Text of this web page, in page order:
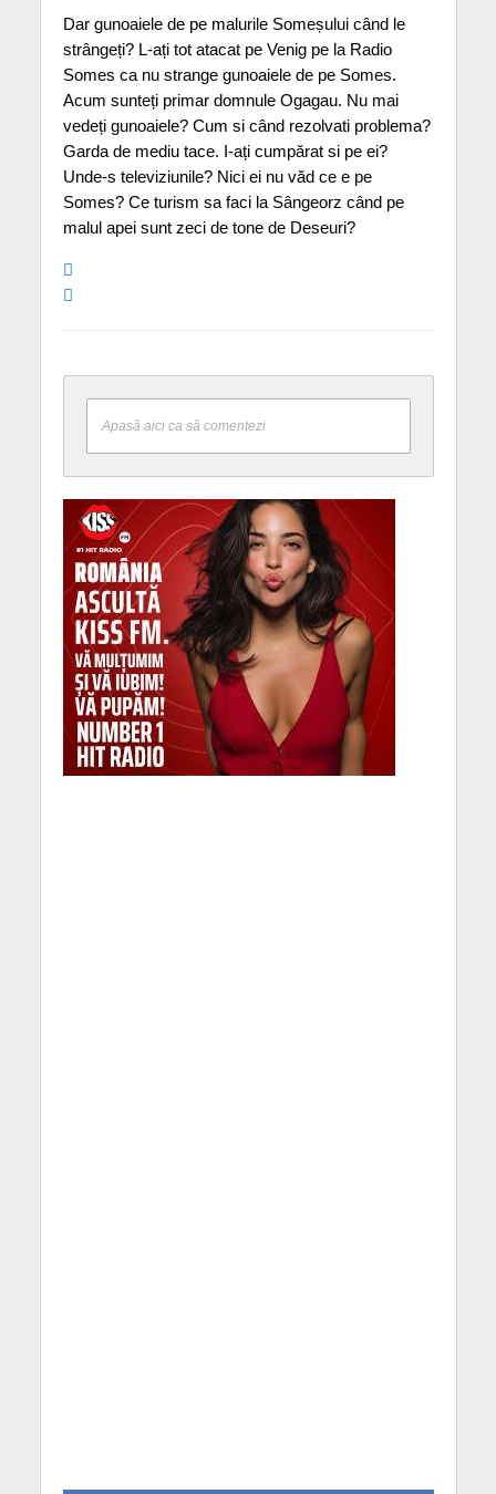
Dar gunoaiele de pe malurile Someșului când le
strângeți? L-ați tot atacat pe Venig pe la Radio
Somes ca nu strange gunoaiele de pe Somes.
Acum sunteți primar domnule Ogagau. Nu mai
vedeți gunoaiele? Cum si când rezolvati problema?
Garda de mediu tace. I-ați cumpărat si pe ei?
Unde-s televiziunile? Nici ei nu văd ce e pe
Somes? Ce turism sa faci la Sângeorz când pe
malul apei sunt zeci de tone de Deseuri?
Apasă aici ca să comentezi